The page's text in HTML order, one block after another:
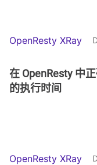
OpenResty XRay
在 OpenResty 中
的执行时间
OpenResty XRay